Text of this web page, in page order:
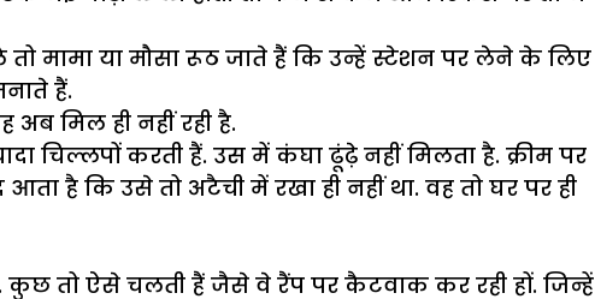
मामा या मौसा रूठ जाते हैं कि उन्हें स्टेशन पर लेने के लिए
हैं.
मिल ही नहीं रही है.
चिल्लपों करती हैं. उस में कंघा ढूंढ़े नहीं मिलता है. क्रीम पर
है कि उसे तो अटैची में रखा ही नहीं था. वह तो घर पर ही
तो ऐसे चलती हैं जैसे वे रैंप पर कैटवाक कर रही हों. जिन्हें